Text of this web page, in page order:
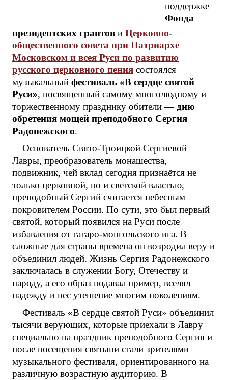
поддержке
Фонда
президентских грантов и Церковно-
общественного совета при Патриархе
Московском и всея Руси по развитию
русского церковного пения состоялся
музыкальный фестиваль «В сердце святой
Руси», посвященный самому многолюдному и
торжественному празднику обители —дню
обретения мощей преподобного Сергия
Радонежского.
Основатель Свято-Троицкой Сергиевой
Лавры, преобразователь монашества,
подвижник, чей вклад сегодня признаётся не
только церковной, но и светской властью,
преподобный Сергий считается небесным
покровителем России. По сути, это был первый
святой, который появился на Руси после
избавления от татаро-монгольского ига. В
сложные для страны времена он возродил веру и
объединил людей. Жизнь Сергия Радонежского
заключалась в служении Богу, Отечеству и
народу, а его образ подавал пример, вселял
надежду и нес утешение многим поколениям.
Фестиваль «В сердце святой Руси» объединил
тысячи верующих, которые приехали в Лавру
специально на праздник преподобного Сергия и
после посещения святыни стали зрителями
музыкального фестиваля, ориентированного на
различную возрастную аудиторию. В